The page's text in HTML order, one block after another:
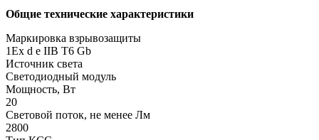
Общие технические характеристики
Маркировка взрывозащиты
1Ех d е IIВ T6 Gb
Источник света
Светодиодный модуль
Мощность, Вт
20
Световой поток, не менее Лм
2800